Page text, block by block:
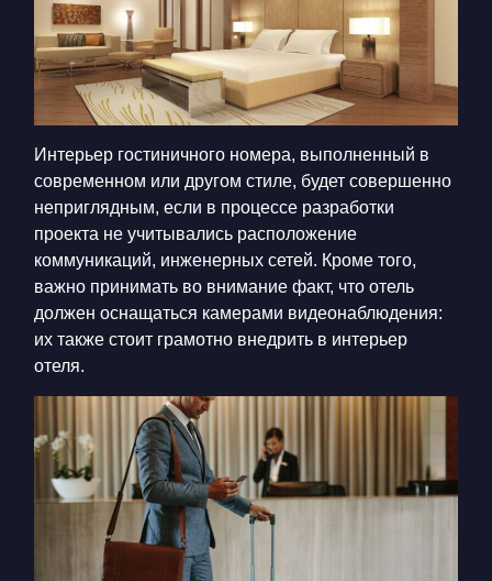
Интерьер гостиничного номера, выполненный в
современном или другом стиле, будет совершенно
неприглядным, если в процессе разработки
проекта не учитывались расположение
коммуникаций, инженерных сетей. Кроме того,
важно принимать во внимание факт, что отель
должен оснащаться камерами видеонаблюдения:
их также стоит грамотно внедрить в интерьер
отеля.